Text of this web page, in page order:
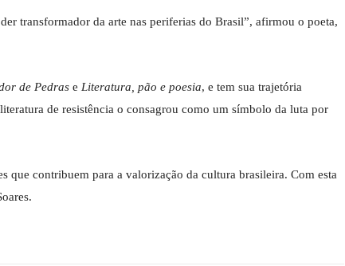
transformador da arte nas periferias do Brasil”, afirmou o poeta,
de Pedras e Literatura, pão e poesia, e tem sua trajetória
de resistência o consagrou como um símbolo da luta por
que contribuem para a valorização da cultura brasileira. Com esta